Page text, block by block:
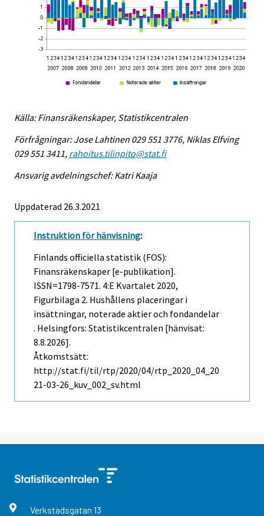
Källa: Finansräkenskaper, Statistikcentralen
Förfrågningar: Jose Lahtinen 029 551 3776, Niklas Elfving
029 551 3411, rahoitus.tilinpito@stat.fi
Ansvarig avdelningschef: Katri Kaaja
Uppdaterad 26.3.2021
Instruktion för hänvisning:
Finlands officiella statistik (FOS):
Finansräkenskaper [e-publikation].
ISSN=1798-7571. 4:e Kvartalet 2020,
Figurbilaga 2. Hushållens placeringar i
insättningar, noterade aktier och fondandelar
. Helsingfors: Statistikcentralen [hänvisat:
8.8.2026].
Åtkomstsätt:
http://stat.fi/til/rtp/2020/04/rtp_2020_04_20
21-03-26_kuv_002_sv.html
Verkstadsgatan 13